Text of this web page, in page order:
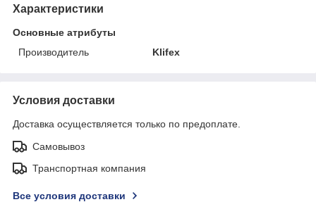
Характеристики
Основные атрибуты
Производитель
Klifex
Условия доставки
Доставка осуществляется только по предоплате.
Самовывоз
Транспортная компания
Все условия доставки